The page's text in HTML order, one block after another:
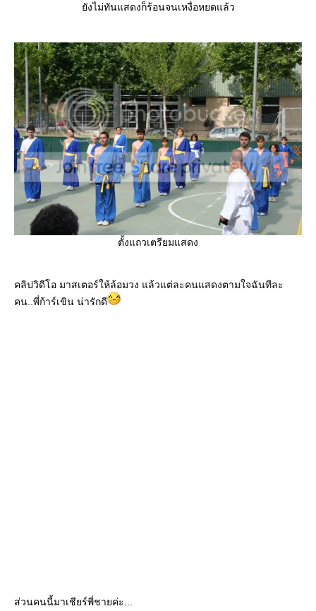
ยังไม่ทันแสดงก็ร้อนจนเหงื่อหยดแล้ว
ตั้งแถวเตรียมแสดง
คลิปวิดีโอ มาสเตอร์ให้ล้อมวง แล้วแต่ละคนแสดงตามใจฉันทีละ
คน..พี่ก้าร์เขิน น่ารักดี
ส่วนคนนี้มาเชียร์พี่ชายค่ะ...